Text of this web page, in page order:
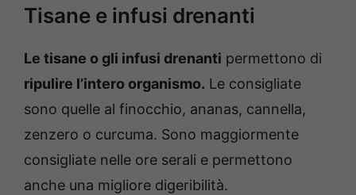
Tisane e infusi drenanti
Le tisane o gli infusi drenanti permettono di
ripulire l’intero organismo. Le consigliate
sono quelle al finocchio, ananas, cannella,
zenzero o curcuma. Sono maggiormente
consigliate nelle ore serali e permettono
anche una migliore digeribilità.